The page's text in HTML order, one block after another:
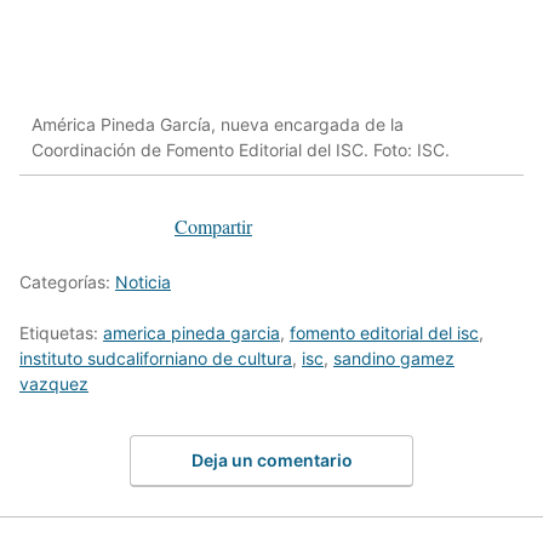
América Pineda García, nueva encargada de la
Coordinación de Fomento Editorial del ISC. Foto: ISC.
Compartir
Categorías: Noticia
Etiquetas: america pineda garcia, fomento editorial del isc,
instituto sudcaliforniano de cultura, isc, sandino gamez
vazquez
Deja un comentario